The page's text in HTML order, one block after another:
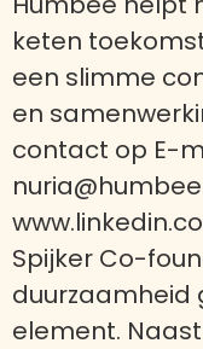
keten
een slimme
en
contact op E-
Spijker Co-
duurzaamheid
element.